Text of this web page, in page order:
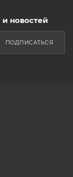
новостей
ПОДПИСАТЬСЯ